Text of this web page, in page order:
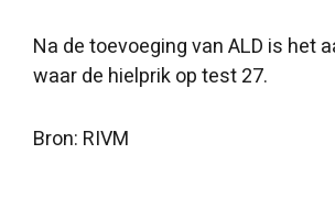
Na de toevoeging van ALD is het
waar de hielprik op test 27.
Bron: RIVM